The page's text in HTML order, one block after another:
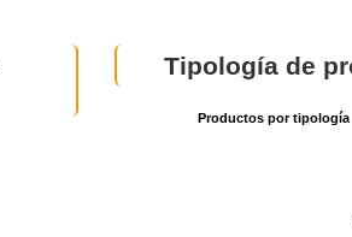
Tipología de
Productos por tipología